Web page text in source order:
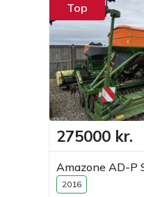
Top
275000 kr.
Amazone AD-P
2016